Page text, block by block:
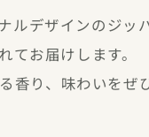
ルデザインのジッ
てお届けします。
香り、味わいをぜ